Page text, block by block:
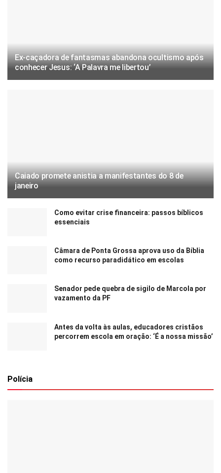
Ex-caçadora de fantasmas abandona ocultismo após
conhecer Jesus: ‘A Palavra me libertou’
Caiado promete anistia a manifestantes do 8 de
janeiro
Como evitar crise financeira: passos bíblicos
essenciais
Câmara de Ponta Grossa aprova uso da Bíblia
como recurso paradidático em escolas
Senador pede quebra de sigilo de Marcola por
vazamento da PF
Antes da volta às aulas, educadores cristãos
percorrem escola em oração: ‘É a nossa missão’
Polícia